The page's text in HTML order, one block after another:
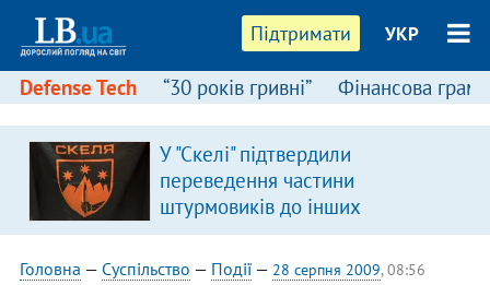
Підтримати УКР
Defense Tech “30 років гривні” Фінансова
У "Скелі" підтвердили
переведення частини
штурмовиків до інших
підрозділів
Головна — Суспільство — Події— 28 серпня 2009, 08:56